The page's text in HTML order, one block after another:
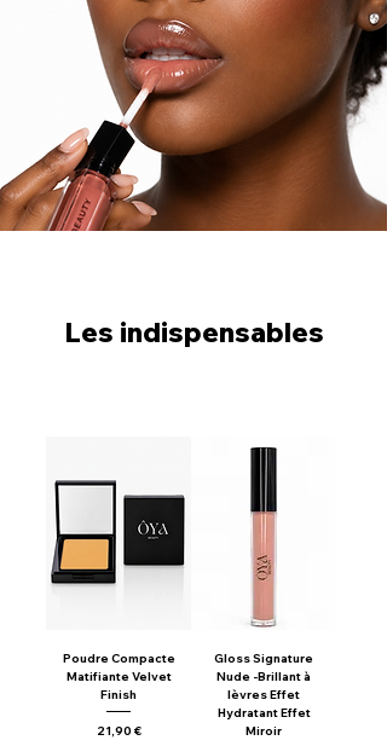
Les indispensables
Poudre Compacte
Matifiante Velvet
Finish
Prix
21,90 €
Gloss Signature
Nude -Brillant à
lèvres Effet
Hydratant Effet
Miroir